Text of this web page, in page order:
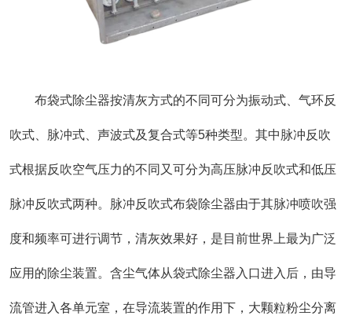
布袋式除尘器按清灰方式的不同可分为振动式、气环反
吹式、脉冲式、声波式及复合式等5种类型。其中脉冲反吹
式根据反吹空气压力的不同又可分为高压脉冲反吹式和低压
脉冲反吹式两种。脉冲反吹式布袋除尘器由于其脉冲喷吹强
度和频率可进行调节，清灰效果好，是目前世界上最为广泛
应用的除尘装置。含尘气体从袋式除尘器入口进入后，由导
流管进入各单元室，在导流装置的作用下，大颗粒粉尘分离